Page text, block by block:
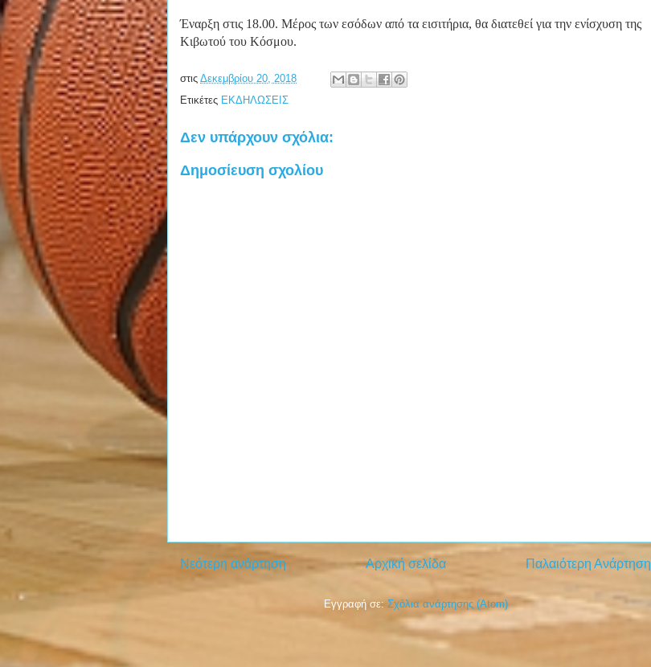
Έναρξη στις 18.00. Μέρος των εσόδων από τα εισιτήρια, θα διατεθεί για την ενίσχυση της
Κιβωτού του Κόσμου.
στις Δεκεμβρίου 20, 2018
Ετικέτες ΕΚΔΗΛΩΣΕΙΣ
Δεν υπάρχουν σχόλια:
Δημοσίευση σχολίου
Νεότερη ανάρτηση Παλαιότερη Ανάρτηση
Αρχική σελίδα
Εγγραφή σε: Σχόλια ανάρτησης (Atom)